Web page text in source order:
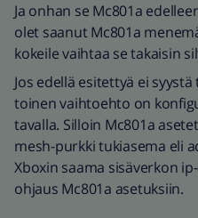
Ja onhan se Mc801a
olet saanut Mc801a
kokeile vaihtaa se takaisin
Jos edellä esitettyä ei
toinen vaihtoehto on
tavalla. Silloin Mc801a
mesh-purkki tukiasema eli
Xboxin saama sisäverkon
ohjaus Mc801a asetuksiin.